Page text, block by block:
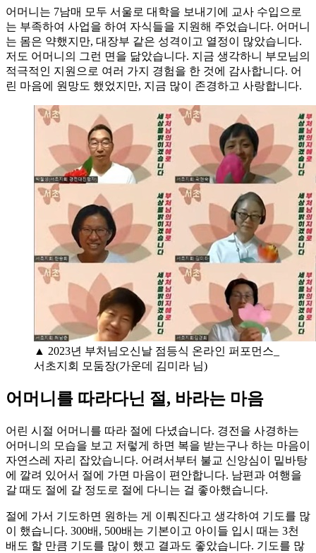
어머니는 7남매 모두 서울로 대학을 보내기에 교사 수입으로
는 부족하여 사업을 하여 자식들을 지원해 주었습니다. 어머니
는 몸은 약했지만, 대장부 같은 성격이고 열정이 많았습니다.
저도 어머니의 그런 면을 닮았습니다. 지금 생각하니 부모님의
적극적인 지원으로 여러 가지 경험을 한 것에 감사합니다. 어
린 마음에 원망도 했었지만, 지금 많이 존경하고 사랑합니다.
▲ 2023년 부처님오신날 점등식 온라인 퍼포먼스_
서초지회 모둠장(가운데 김미라 님)
어머니를 따라다닌 절, 바라는 마음
어린 시절 어머니를 따라 절에 다녔습니다. 경전을 사경하는
어머니의 모습을 보고 저렇게 하면 복을 받는구나 하는 마음이
자연스레 자리 잡았습니다. 어려서부터 불교 신앙심이 밑바탕
에 깔려 있어서 절에 가면 마음이 편안합니다. 남편과 여행을
갈 때도 절에 갈 정도로 절에 다니는 걸 좋아했습니다.
절에 가서 기도하면 원하는 게 이뤄진다고 생각하여 기도를 많
이 했습니다. 300배, 500배는 기본이고 아이들 입시 때는 3천
배도 할 만큼 기도를 많이 했고 결과도 좋았습니다. 기도를 많